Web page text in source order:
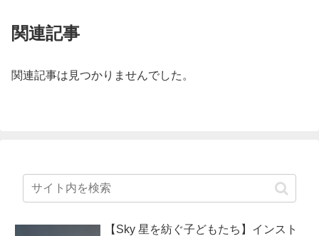
関連記事
関連記事は見つかりませんでした。
【Sky 星を紡ぐ子どもたち】インスト